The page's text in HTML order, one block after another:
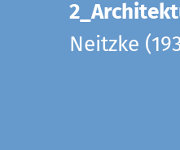
Neitzke